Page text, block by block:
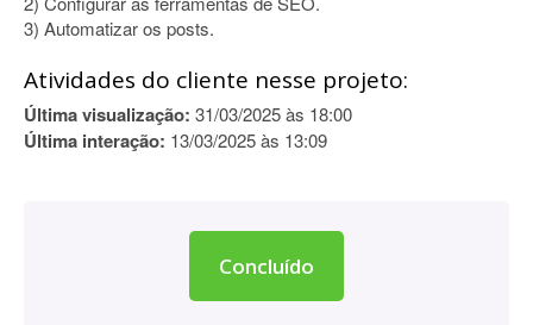
3) Automatizar os posts.
Atividades do cliente nesse projeto:
Última visualização: 31/03/2025 às 18:00
Última interação: 13/03/2025 às 13:09
Concluído